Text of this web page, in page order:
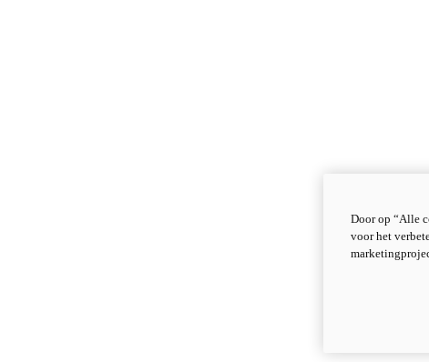
Door op “Alle
voor het